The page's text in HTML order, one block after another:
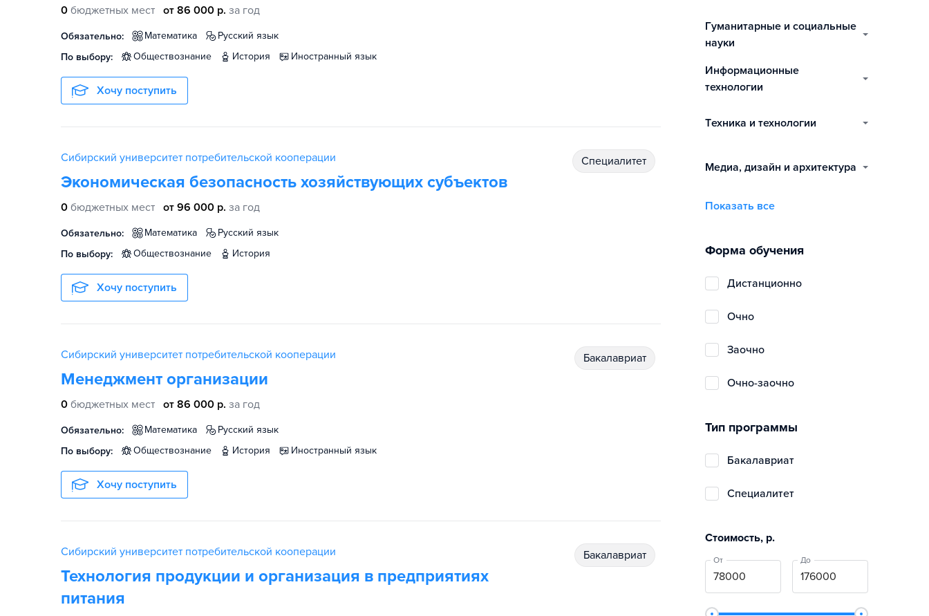
0 бюджетных мест от 86 000 р. за год
Обязательно: математика
русский язык
По выбору:
обществознание история иностранный язык
Хочу поступить
Сибирский университет потребительской кооперации
Экономическая безопасность хозяйствующих субъектов
0 бюджетных мест от 96 000 р. за год
Обязательно: математика
русский язык
По выбору:
обществознание история
Хочу поступить
специалитет
Сибирский университет потребительской кооперации
Менеджмент организации
0 бюджетных мест от 86 000 р. за год
Обязательно: математика
русский язык
По выбору:
обществознание история иностранный язык
Хочу поступить
бакалавриат
Сибирский университет потребительской кооперации
Технология продукции и организация в предприятиях
питания
бакалавриат
гуманитарные и социальные
науки
информационные
технологии
техника и технологии
медиа, дизайн и архитектура
Показать все
Форма обучения
дистанционно
очно
заочно
очно-заочно
Тип программы
бакалавриат
специалитет
Стоимость, р.
От До